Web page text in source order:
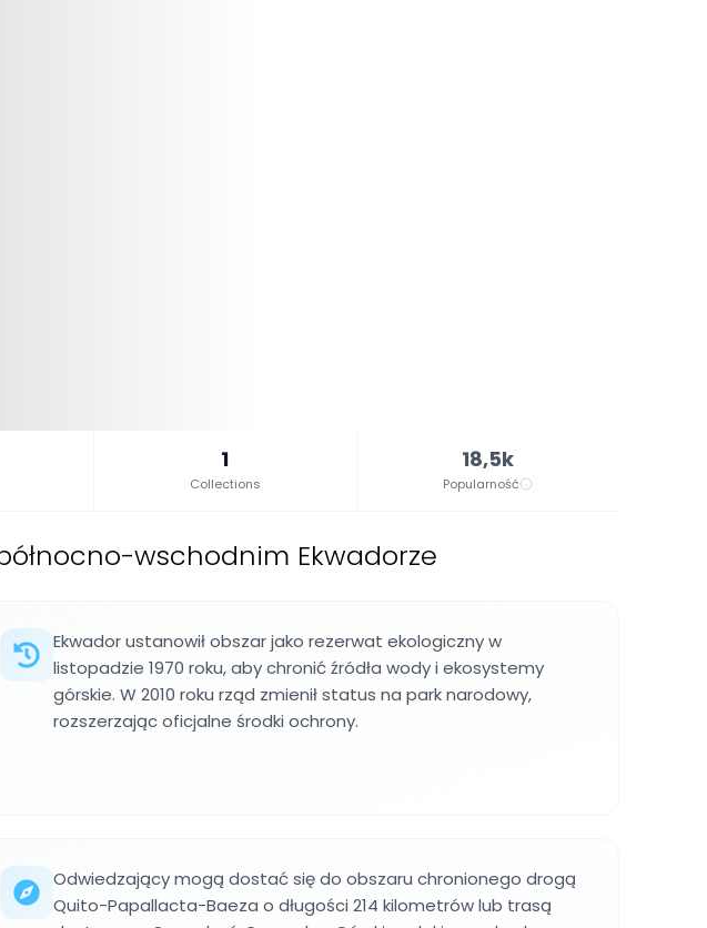
1
Collections
18,5k
Popularność
wschodnim Ekwadorze
Ekwador ustanowił obszar jako rezerwat ekologiczny w
listopadzie 1970 roku, aby chronić źródła wody i ekosystemy
górskie. W 2010 roku rząd zmienił status na park narodowy,
rozszerzając oficjalne środki ochrony.
Odwiedzający mogą dostać się do obszaru chronionego drogą
Quito-Papallacta-Baeza o długości 214 kilometrów lub trasą